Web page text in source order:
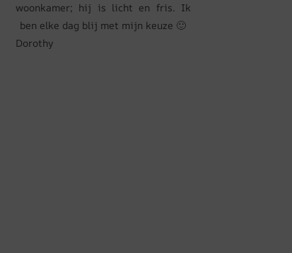
woonkamer; hij is licht en fris. Ik
ben elke dag blij met mijn keuze 🙂
Dorothy